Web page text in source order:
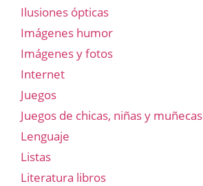
Ilusiones ópticas
Imágenes humor
Imágenes y fotos
Internet
Juegos
Juegos de chicas, niñas y muñecas
Lenguaje
Listas
Literatura libros